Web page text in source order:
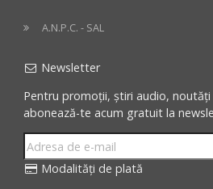
A.N.P.C. - SAL
Newsletter
Pentru promoții, știri audio,
abonează-te acum gratuit la
Modalități de plată